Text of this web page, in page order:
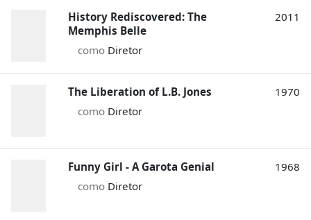
History Rediscovered: The
Memphis Belle
como Diretor
2011
The Liberation of L.B. Jones
como Diretor
1970
Funny Girl - A Garota Genial
como Diretor
1968